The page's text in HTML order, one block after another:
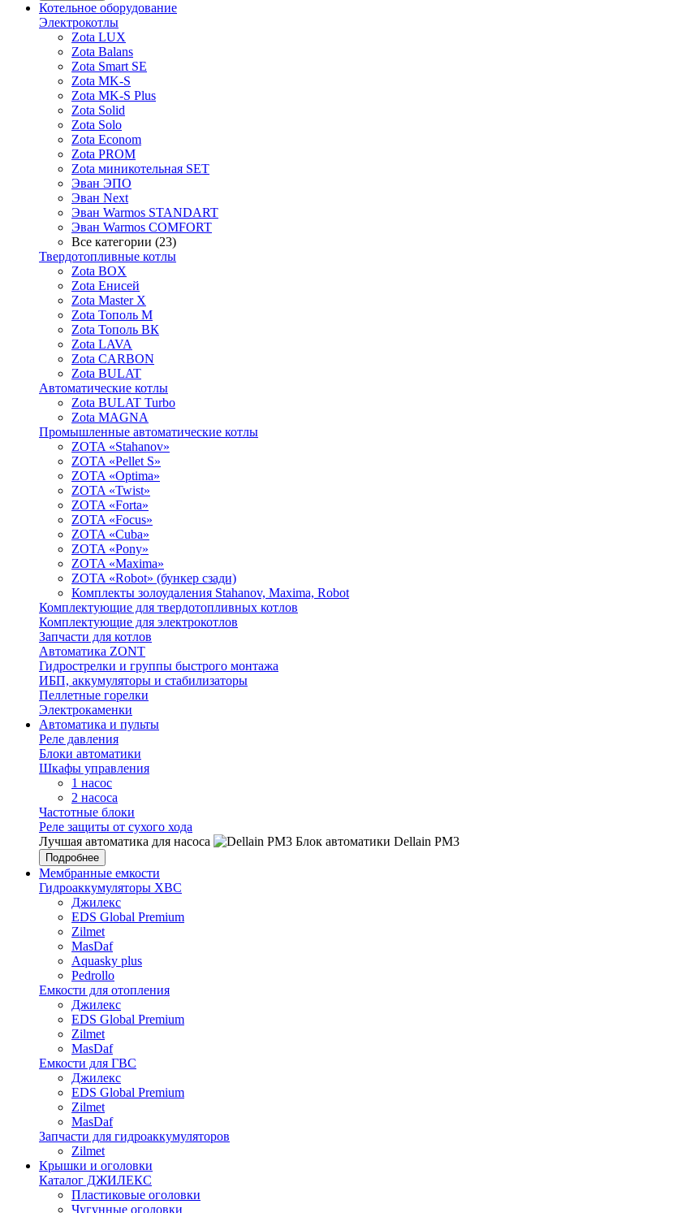
Котельное оборудование
Электрокотлы
Zota LUX
Zota Balans
Zota Smart SE
Zota MK-S
Zota MK-S Plus
Zota Solid
Zota Solo
Zota Econom
Zota PROM
Zota миникотельная SET
Эван ЭПО
Эван Next
Эван Warmos STANDART
Эван Warmos COMFORT
Все категории (23)
Твердотопливные котлы
Zota BOX
Zota Енисей
Zota Master X
Zota Тополь М
Zota Тополь ВК
Zota LAVA
Zota CARBON
Zota BULAT
Автоматические котлы
Zota BULAT Turbo
Zota MAGNA
Промышленные автоматические котлы
ZOTA «Stahanov»
ZOTA «Pellet S»
ZOTA «Optima»
ZOTA «Twist»
ZOTA «Forta»
ZOTA «Focus»
ZOTA «Cuba»
ZOTA «Pony»
ZOTA «Maxima»
ZOTA «Robot» (бункер сзади)
Комплекты золоудаления Stahanov, Maxima, Robot
Комплектующие для твердотопливных котлов
Комплектующие для электрокотлов
Запчасти для котлов
Автоматика ZONT
Гидрострелки и группы быстрого монтажа
ИБП, аккумуляторы и стабилизаторы
Пеллетные горелки
Электрокаменки
Автоматика и пульты
Реле давления
Блоки автоматики
Шкафы управления
1 насос
2 насоса
Частотные блоки
Реле защиты от сухого хода
Лучшая автоматика для насоса
Блок автоматики Dellain PM3
Подробнее
Мембранные емкости
Гидроаккумуляторы ХВС
Джилекс
EDS Global Premium
Zilmet
MasDaf
Aquasky plus
Pedrollo
Емкости для отопления
Джилекс
EDS Global Premium
Zilmet
MasDaf
Емкости для ГВС
Джилекс
EDS Global Premium
Zilmet
MasDaf
Запчасти для гидроаккумуляторов
Zilmet
Крышки и оголовки
Каталог ДЖИЛЕКС
Пластиковые оголовки
Чугунные оголовки